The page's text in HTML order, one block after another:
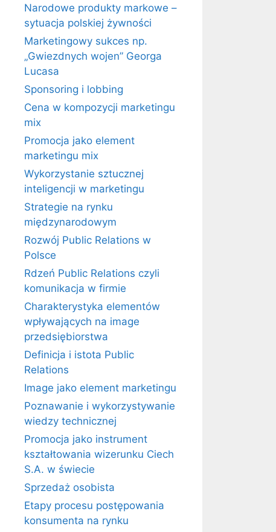
Narodowe produkty markowe –
sytuacja polskiej żywności
Marketingowy sukces np.
„Gwiezdnych wojen” Georga
Lucasa
Sponsoring i lobbing
Cena w kompozycji marketingu
mix
Promocja jako element
marketingu mix
Wykorzystanie sztucznej
inteligencji w marketingu
Strategie na rynku
międzynarodowym
Rozwój Public Relations w
Polsce
Rdzeń Public Relations czyli
komunikacja w firmie
Charakterystyka elementów
wpływających na image
przedsiębiorstwa
Definicja i istota Public
Relations
Image jako element marketingu
Poznawanie i wykorzystywanie
wiedzy technicznej
Promocja jako instrument
kształtowania wizerunku Ciech
S.A. w świecie
Sprzedaż osobista
Etapy procesu postępowania
konsumenta na rynku